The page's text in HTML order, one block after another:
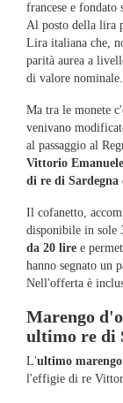
francese e fondato
Al posto della lira
Lira italiana che,
parità aurea a
di valore nominale.
Ma tra le monete
venivano
al passaggio al
Vittorio
di re di
Il cofanetto,
disponibile in sole
da 20 lire e
hanno segnato un
Nell'offerta è
Marengo
ultimo re di
L'ultimo
l'effigie di re